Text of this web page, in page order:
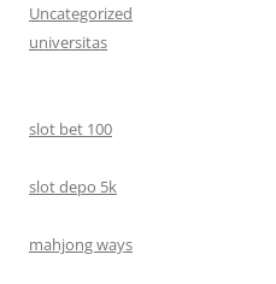
Uncategorized
universitas
slot bet 100
slot depo 5k
mahjong ways